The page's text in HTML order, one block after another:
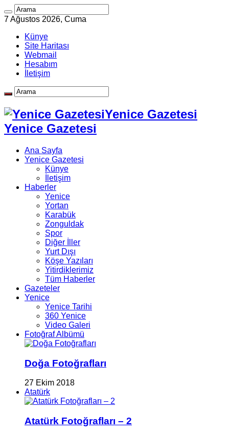
7 Ağustos 2026, Cuma
Künye
Site Haritası
Webmail
Hesabım
İletişim
Yenice Gazetesi
Yenice Gazetesi
Ana Sayfa
Yenice Gazetesi
Künye
İletişim
Haberler
Yenice
Yortan
Karabük
Zonguldak
Spor
Diğer İller
Yurt Dışı
Köşe Yazıları
Yitirdiklerimiz
Tüm Haberler
Gazeteler
Yenice
Yenice Tarihi
360 Yenice
Video Galeri
Fotoğraf Albümü
Doğa Fotoğrafları
27 Ekim 2018
Atatürk
Atatürk Fotoğrafları – 2